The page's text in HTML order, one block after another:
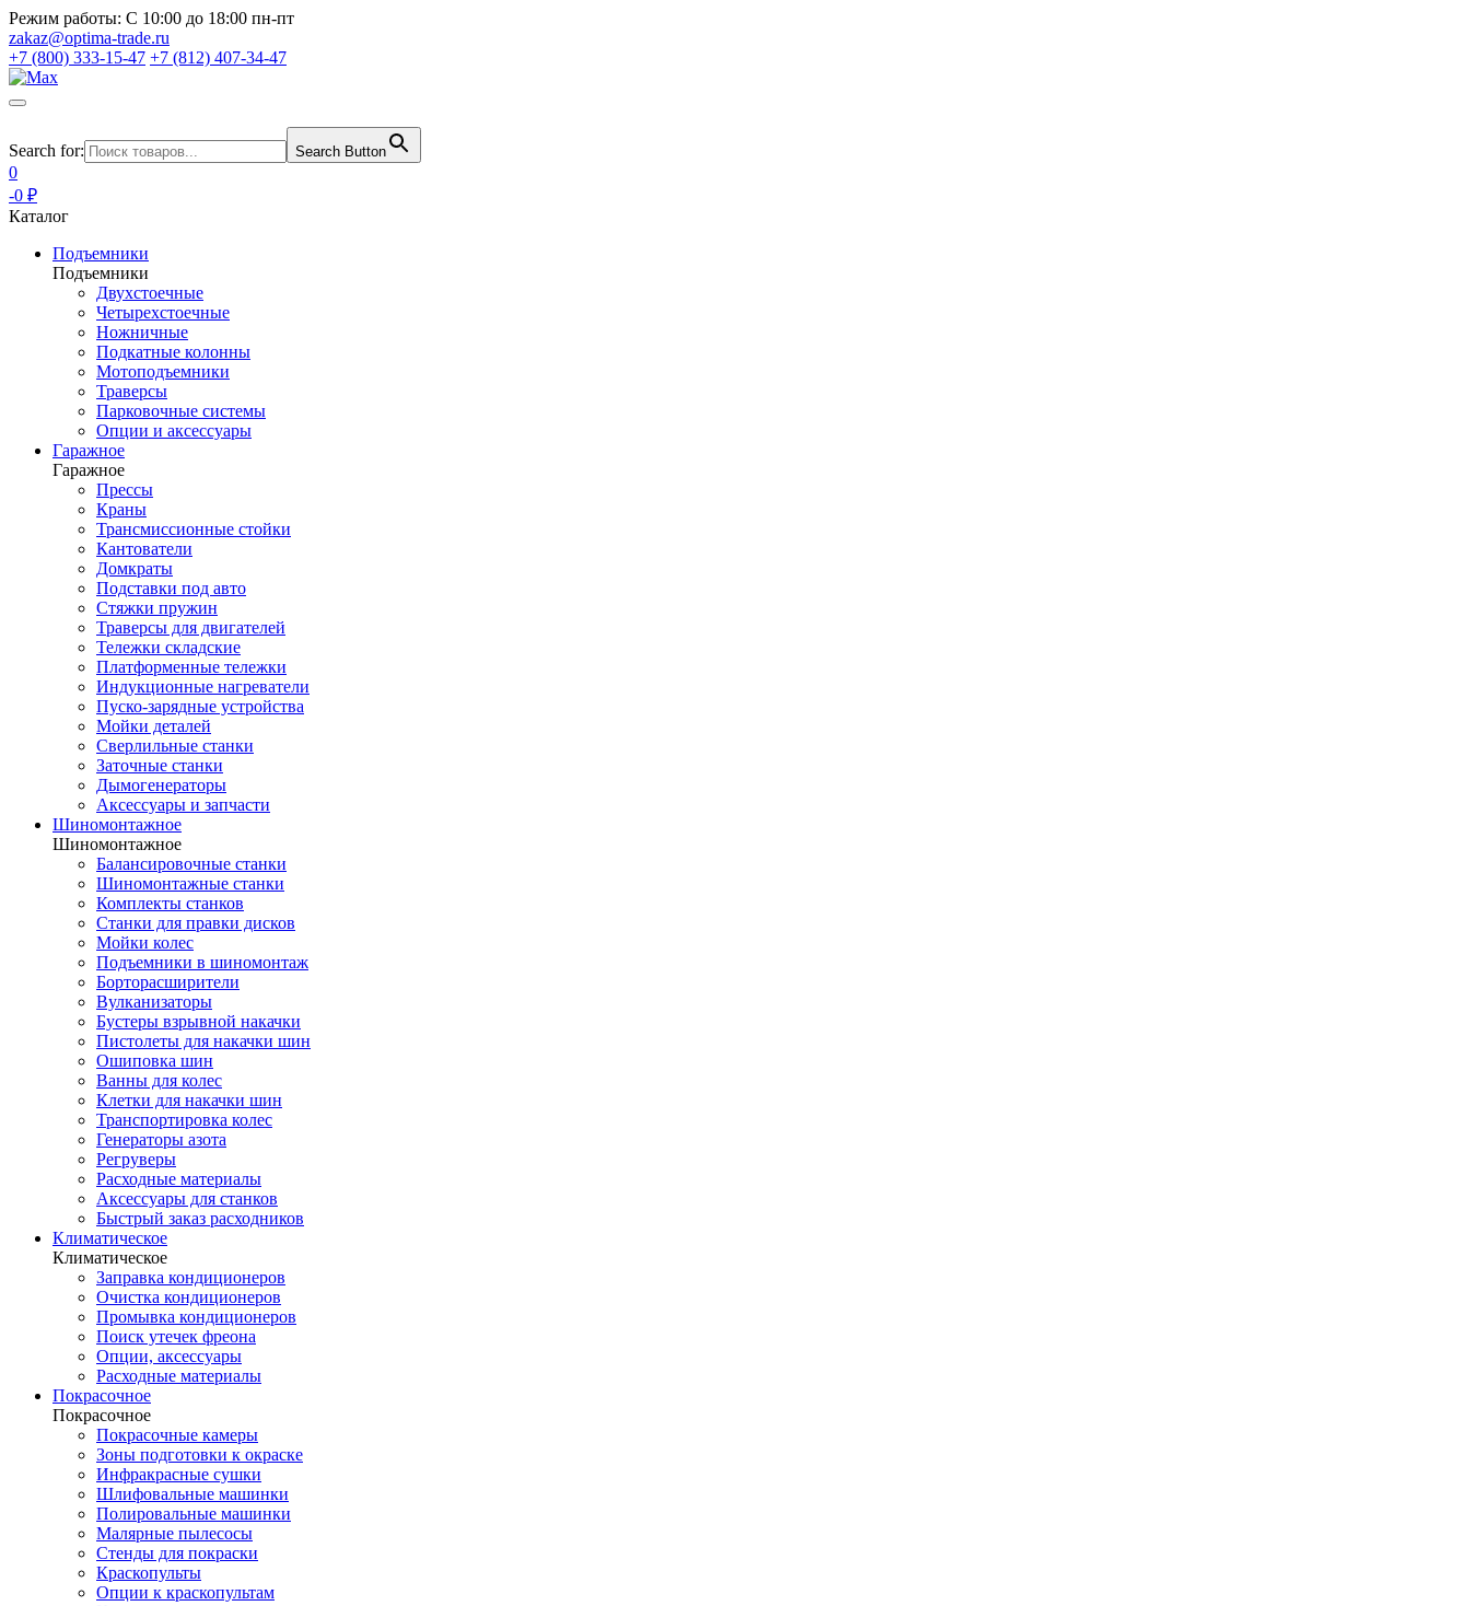
Режим работы: С 10:00 до 18:00 пн-пт
zakaz@optima-trade.ru
+7 (800) 333-15-47 +7 (812) 407-34-47
Search for: Search Button
0
-0 ₽
Каталог
Подъемники
Подъемники
Двухстоечные
Четырехстоечные
Ножничные
Подкатные колонны
Мотоподъемники
Траверсы
Парковочные системы
Опции и аксессуары
Гаражное
Гаражное
Прессы
Краны
Трансмиссионные стойки
Кантователи
Домкраты
Подставки под авто
Стяжки пружин
Траверсы для двигателей
Тележки складские
Платформенные тележки
Индукционные нагреватели
Пуско-зарядные устройства
Мойки деталей
Сверлильные станки
Заточные станки
Дымогенераторы
Аксессуары и запчасти
Шиномонтажное
Шиномонтажное
Балансировочные станки
Шиномонтажные станки
Комплекты станков
Станки для правки дисков
Мойки колес
Подъемники в шиномонтаж
Борторасширители
Вулканизаторы
Бустеры взрывной накачки
Пистолеты для накачки шин
Ошиповка шин
Ванны для колес
Клетки для накачки шин
Транспортировка колес
Генераторы азота
Регруверы
Расходные материалы
Аксессуары для станков
Быстрый заказ расходников
Климатическое
Климатическое
Заправка кондиционеров
Очистка кондиционеров
Промывка кондиционеров
Поиск утечек фреона
Опции, аксессуары
Расходные материалы
Покрасочное
Покрасочное
Покрасочные камеры
Зоны подготовки к окраске
Инфракрасные сушки
Шлифовальные машинки
Полировальные машинки
Малярные пылесосы
Стенды для покраски
Краскопульты
Опции к краскопультам